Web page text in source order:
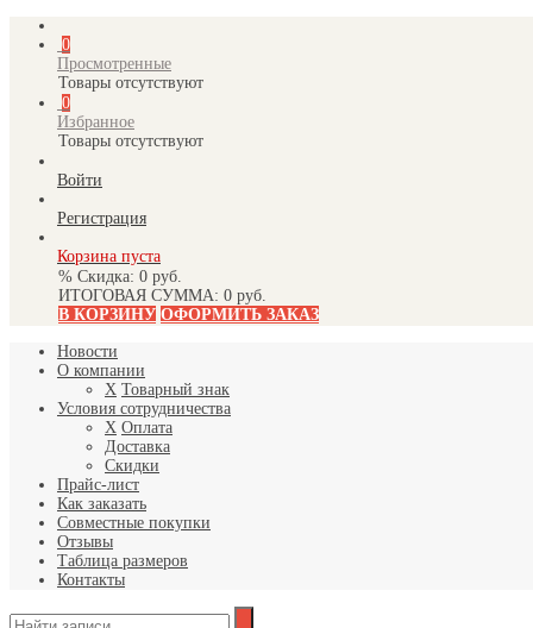
0
Просмотренные
Товары отсутствуют
0
Избранное
Товары отсутствуют
Войти
Регистрация
Корзина пуста
% Скидка: 0 руб.
ИТОГОВАЯ СУММА: 0 руб.
В КОРЗИНУ ОФОРМИТЬ ЗАКАЗ
Новости
О компании
X Товарный знак
Условия сотрудничества
X Оплата
Доставка
Скидки
Прайс-лист
Как заказать
Совместные покупки
Отзывы
Таблица размеров
Контакты